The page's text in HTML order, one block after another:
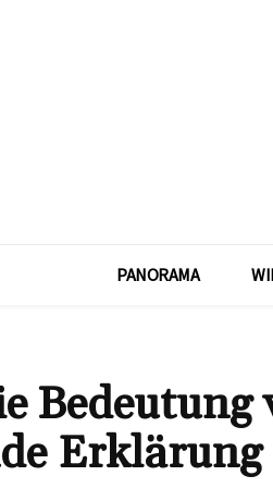
PANORAMA
Bedeutung
Erklärung